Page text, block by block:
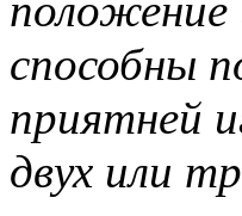
способны
приятней
двух или